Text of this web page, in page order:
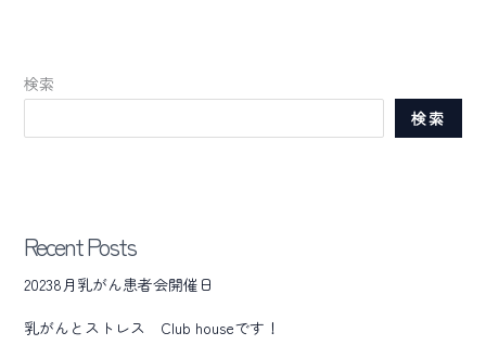
検索
検索
Recent Posts
20238月乳がん患者会開催日
乳がんとストレス Club houseです！